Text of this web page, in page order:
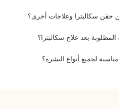
حقن سكالبترا وعلاجات أخرى؟
بعد علاج سكالبترا؟
لجميع أنواع البشرة؟